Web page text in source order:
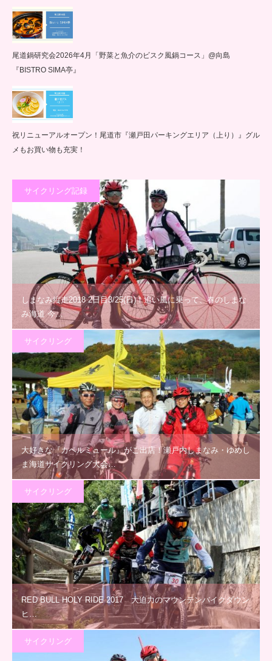
尾道鍋研究会2026年4月「野菜と魚介のビスク風鍋コース」@向島
『BISTRO SIMA亭』
祝リニューアルオープン！尾道市『瀬戸田パーキングエリア（上り）』グル
メもお買い物も充実！
サイクリング記録
しまなみ縦走2018 2日目3/25(日)！追い風に乗って、春のしまな
み海道 今…
サイクリング
大好きな『カペルミュール』がご出店！瀬戸内しまなみ・ゆめし
ま海道サイクリング大会…
サイクリング
RED BULL HOLY RIDE 2017 大迫力のマウンテンバイクダウン
ヒ…
サイクリング